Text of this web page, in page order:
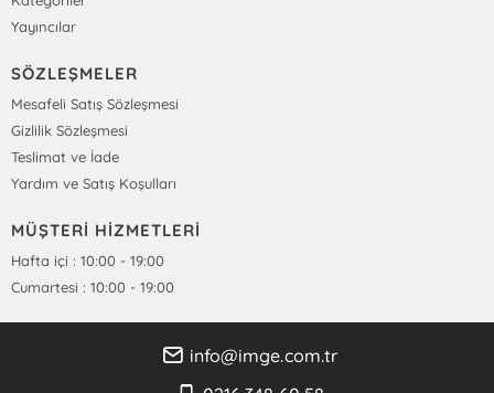
Yayıncılar
SÖZLEŞMELER
Mesafeli Satış Sözleşmesi
Gizlilik Sözleşmesi
Teslimat ve İade
Yardım ve Satış Koşulları
MÜŞTERİ HİZMETLERİ
Hafta içi : 10:00 - 19:00
Cumartesi : 10:00 - 19:00
info@imge.com.tr